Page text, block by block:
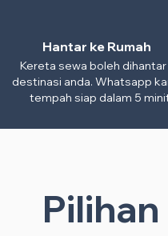
Hantar ke Rumah
Kereta sewa boleh
destinasi anda. Whatsapp
tempah siap dalam 5